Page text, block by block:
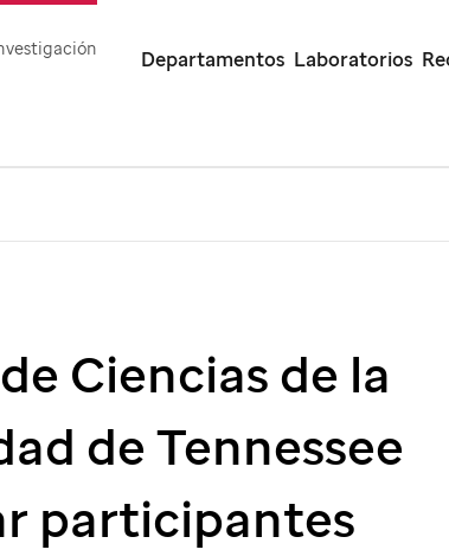
Departamentos Laboratorios
Ciencias de la
de Tennessee
participantes